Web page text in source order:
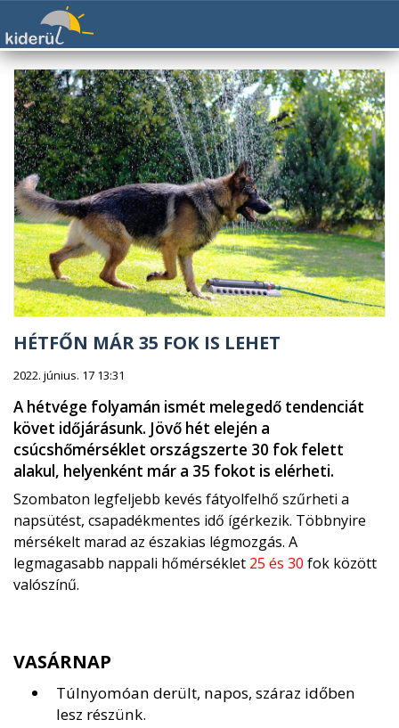
HÉTFŐN MÁR 35 FOK IS LEHET
2022. június. 17 13:31
A hétvége folyamán ismét melegedő tendenciát
követ időjárásunk. Jövő hét elején a
csúcshőmérséklet országszerte 30 fok felett
alakul, helyenként már a 35 fokot is elérheti.
Szombaton legfeljebb kevés fátyolfelhő szűrheti a
napsütést, csapadékmentes idő ígérkezik. Többnyire
mérsékelt marad az északias légmozgás. A
legmagasabb nappali hőmérséklet 25 és 30 fok között
valószínű.
VASÁRNAP
Túlnyomóan derült, napos, száraz időben
lesz részünk.